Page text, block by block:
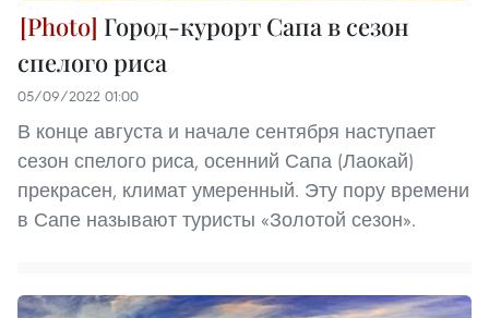
Город-курорт Сапа в сезон
спелого риса
05/09/2022 01:00
В конце августа и начале сентября наступает
сезон спелого риса, осенний Сапа (Лаокай)
прекрасен, климат умеренный. Эту пору времени
в Сапе называют туристы «Золотой сезон».